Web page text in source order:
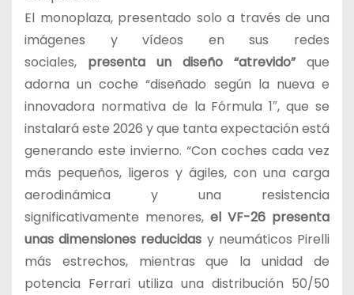
El monoplaza, presentado solo a través de una
imágenes y vídeos en sus redes
sociales, presenta un diseño “atrevido”que
adorna un coche “diseñado según la nueva e
innovadora normativa de la Fórmula 1″, que se
instalará este 2026 y que tanta expectación está
generando este invierno. “Con coches cada vez
más pequeños, ligeros y ágiles, con una carga
aerodinámica y una resistencia
significativamente menores, el VF-26 presenta
unas dimensiones reducidas y neumáticos Pirelli
más estrechos, mientras que la unidad de
potencia Ferrari utiliza una distribución 50/50